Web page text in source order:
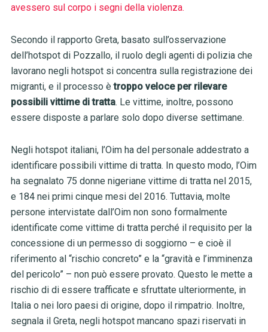
avessero sul corpo i segni della violenza.
Secondo il rapporto Greta, basato sull’osservazione
dell’hotspot di Pozzallo, il ruolo degli agenti di polizia che
lavorano negli hotspot si concentra sulla registrazione dei
migranti, e il processo ètroppo veloce per rilevare
possibili vittime di tratta. Le vittime, inoltre, possono
essere disposte a parlare solo dopo diverse settimane.
Negli hotspot italiani, l’Oim ha del personale addestrato a
identificare possibili vittime di tratta. In questo modo, l’Oim
ha segnalato 75 donne nigeriane vittime di tratta nel 2015,
e 184 nei primi cinque mesi del 2016. Tuttavia, molte
persone intervistate dall’Oim non sono formalmente
identificate come vittime di tratta perché il requisito per la
concessione di un permesso di soggiorno – e cioè il
riferimento al “rischio concreto” e la “gravità e l’imminenza
del pericolo” – non può essere provato. Questo le mette a
rischio di di essere trafficate e sfruttate ulteriormente, in
Italia o nei loro paesi di origine, dopo il rimpatrio. Inoltre,
segnala il Greta, negli hotspot mancano spazi riservati in